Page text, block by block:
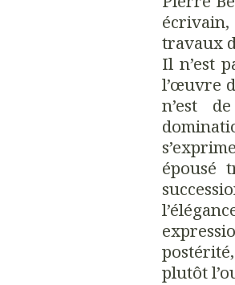
écrivain,
travaux
Il n’est
l’œuvre
n’est
épousé
plutôt